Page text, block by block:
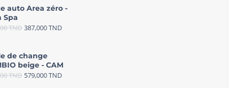
auto Area zéro -
Spa
TND 387,000TND
de change
beige - CAM
TND 579,000TND